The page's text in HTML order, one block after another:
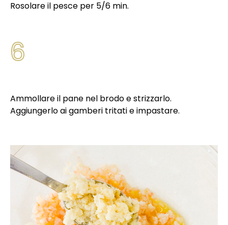
Rosolare il pesce per 5/6 min.
6
Ammollare il pane nel brodo e strizzarlo.
Aggiungerlo ai gamberi tritati e impastare.